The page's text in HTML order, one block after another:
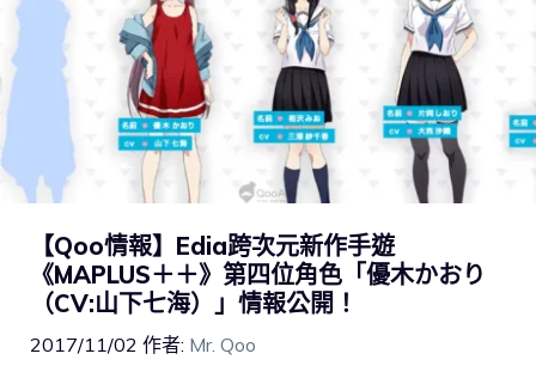
【Qoo情報】Edia跨次元新作手遊
《MAPLUS＋＋》第四位角色「優木かおり
（CV:山下七海）」情報公開！
2017/11/02 作者: Mr. Qoo